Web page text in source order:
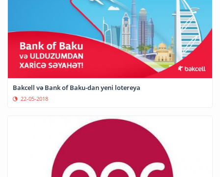
Bakcell və Bank of Baku-dan yeni lotereya
22-05-2018